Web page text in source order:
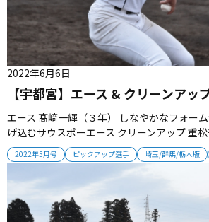
2022年5月号 ピックアップ選手 埼玉/群馬/栃木版
【宇都宮】エース & クリーンアッ
2022年6月6日
エース 髙﨑一輝（３年） しなやかなフォー
げ込むサウスポーエース クリーンアップ 重松
／高田朋信（３年＝捕手）／丸山晃典（３年